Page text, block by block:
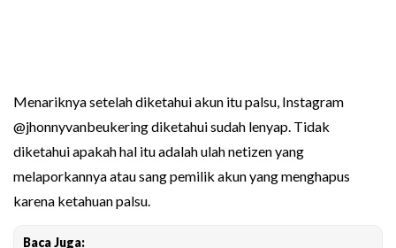
Menariknya setelah diketahui akun itu palsu, Instagram
@jhonnyvanbeukering diketahui sudah lenyap. Tidak
diketahui apakah hal itu adalah ulah netizen yang
melaporkannya atau sang pemilik akun yang menghapus
karena ketahuan palsu.
Baca Juga: